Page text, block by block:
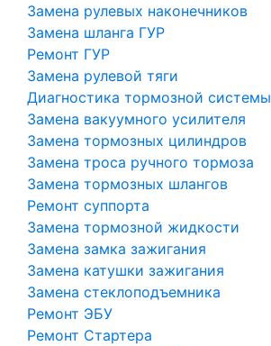
Замена рулевых наконечников
Замена шланга ГУР
Ремонт ГУР
Замена рулевой тяги
Диагностика тормозной системы
Замена вакуумного усилителя
Замена тормозных цилиндров
Замена троса ручного тормоза
Замена тормозных шлангов
Ремонт суппорта
Замена тормозной жидкости
Замена замка зажигания
Замена катушки зажигания
Замена стеклоподъемника
Ремонт ЭБУ
Ремонт Стартера